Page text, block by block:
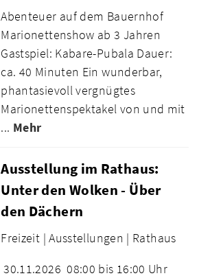
Abenteuer auf dem Bauernhof
Marionettenshow ab 3 Jahren
Gastspiel: Kabare-Pubala Dauer:
ca. 40 Minuten Ein wunderbar,
phantasievoll vergnügtes
Marionettenspektakel von und mit
... Mehr
Ausstellung im Rathaus:
Unter den Wolken - Über
den Dächern
Freizeit | Ausstellungen | Rathaus
30.11.2026 08:00 bis 16:00 Uhr